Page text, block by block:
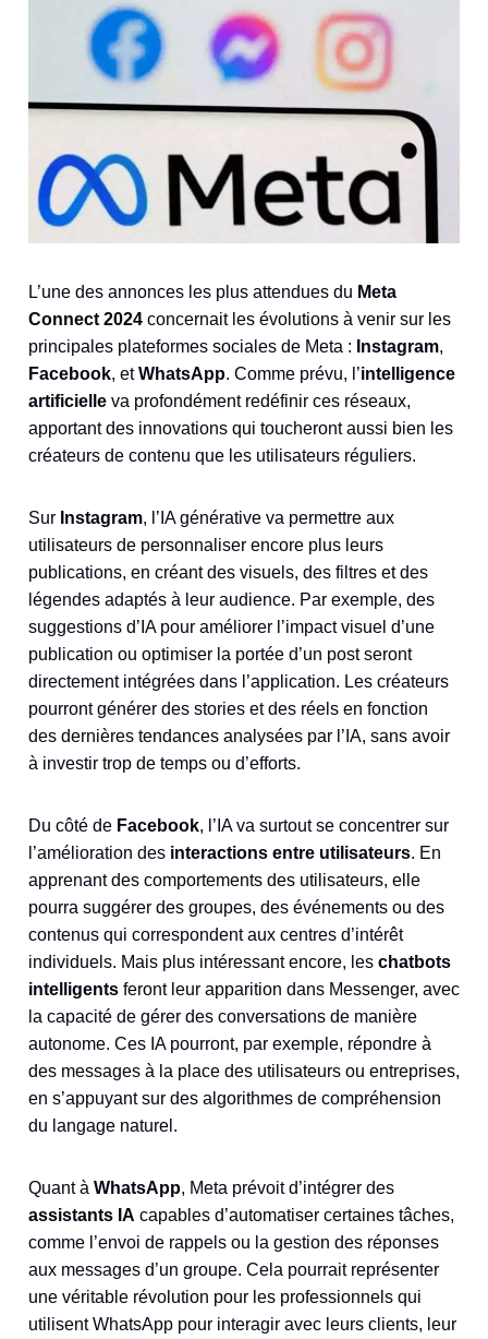
L’une des annonces les plus attendues du Meta
Connect 2024 concernait les évolutions à venir sur les
principales plateformes sociales de Meta : Instagram,
Facebook, etWhatsApp. Comme prévu, l’intelligence
artificielle va profondément redéfinir ces réseaux,
apportant des innovations qui toucheront aussi bien les
créateurs de contenu que les utilisateurs réguliers.
Sur Instagram, l’IA générative va permettre aux
utilisateurs de personnaliser encore plus leurs
publications, en créant des visuels, des filtres et des
légendes adaptés à leur audience. Par exemple, des
suggestions d’IA pour améliorer l’impact visuel d’une
publication ou optimiser la portée d’un post seront
directement intégrées dans l’application. Les créateurs
pourront générer des stories et des réels en fonction
des dernières tendances analysées par l’IA, sans avoir
à investir trop de temps ou d’efforts.
Du côté de Facebook, l’IA va surtout se concentrer sur
l’amélioration des interactions entre utilisateurs. En
apprenant des comportements des utilisateurs, elle
pourra suggérer des groupes, des événements ou des
contenus qui correspondent aux centres d’intérêt
individuels. Mais plus intéressant encore, les chatbots
intelligents feront leur apparition dans Messenger, avec
la capacité de gérer des conversations de manière
autonome. Ces IA pourront, par exemple, répondre à
des messages à la place des utilisateurs ou entreprises,
en s’appuyant sur des algorithmes de compréhension
du langage naturel.
Quant à WhatsApp, Meta prévoit d’intégrer des
assistants IA capables d’automatiser certaines tâches,
comme l’envoi de rappels ou la gestion des réponses
aux messages d’un groupe. Cela pourrait représenter
une véritable révolution pour les professionnels qui
utilisent WhatsApp pour interagir avec leurs clients, leur